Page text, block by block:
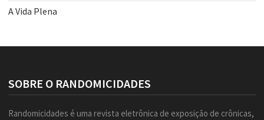
A Vida Plena
SOBRE O RANDOMICIDADES
Randomicidades é uma revista eletrônica de exposição de crônicas,